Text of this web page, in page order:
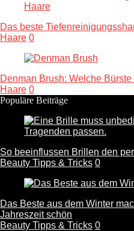
Das beste
Haare 0
Denman Brush: Welche
Haare 0
Populäre Beiträge
So beeinflussen Brillen den
Beauty Tipps & Tricks 0
Das Beste aus dem Winter
Jahreszeit schön
Beauty Tipps & Tricks 0